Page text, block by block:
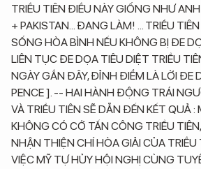
TRIỀU TIÊN ĐIỀU NÀY GIỐNG NHƯ
+ PAKISTAN... ĐANG LÀM! ... TRIỀU
SỐNG HÒA BÌNH NẾU KHÔNG BỊ ĐE
LIÊN TỤC ĐE DỌA TIÊU DIỆT TRIỀU
NGÀY GẦN ĐÂY, ĐỈNH ĐIỂM LÀ LỜI ĐE
PENCE ]. -- HAI HÀNH ĐỘNG TRÁI
VÀ TRIỀU TIÊN SẼ DẪN ĐẾN KẾT QUẢ
KHÔNG CÓ CỚ TẤN CÔNG TRIỀU
NHẬN THIỆN CHÍ HÒA GIẢI CỦA
VIỆC MỸ TỰ HỦY HỘI NGHỊ CÙNG